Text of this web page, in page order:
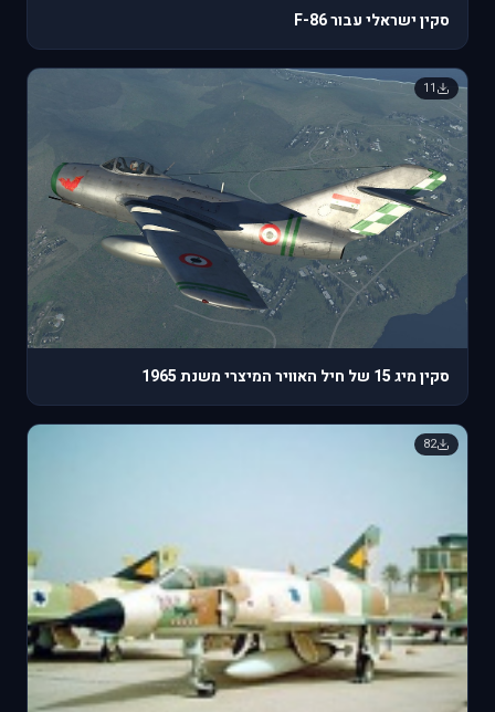
סקין ישראלי עבור F-86
11
סקין מיג 15 של חיל האוויר המיצרי משנת 1965
82